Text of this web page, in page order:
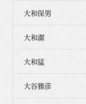
大和保男
大和潔
大和猛
大谷雅彦